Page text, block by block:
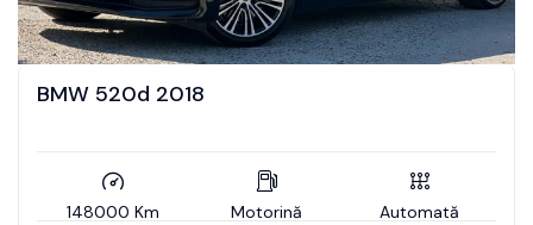
BMW 520d 2018
148000 Km Motorină Automată